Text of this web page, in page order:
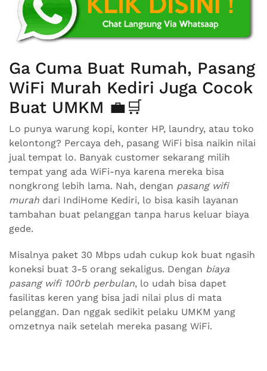
Ga Cuma Buat Rumah, Pasang
WiFi Murah Kediri Juga Cocok
Buat UMKM 💼🛒
Lo punya warung kopi, konter HP, laundry, atau toko
kelontong? Percaya deh, pasang WiFi bisa naikin nilai
jual tempat lo. Banyak customer sekarang milih
tempat yang ada WiFi-nya karena mereka bisa
nongkrong lebih lama. Nah, dengan pasang wifi
murah dari IndiHome Kediri, lo bisa kasih layanan
tambahan buat pelanggan tanpa harus keluar biaya
gede.
Misalnya paket 30 Mbps udah cukup kok buat ngasih
koneksi buat 3-5 orang sekaligus. Dengan biaya
pasang wifi 100rb perbulan, lo udah bisa dapet
fasilitas keren yang bisa jadi nilai plus di mata
pelanggan. Dan nggak sedikit pelaku UMKM yang
omzetnya naik setelah mereka pasang WiFi.